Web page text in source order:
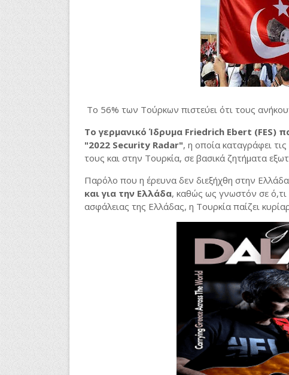
Το 56% των Τούρκων πιστεύει ότι τους
Το γερμανικό Ίδρυμα Friedrich Ebert (FES)
"2022 Security Radar", η οποία καταγράφει
τους και στην Τουρκία, σε βασικά ζητήματα
Παρόλο που η έρευνα δεν διεξήχθη στην
και για την Ελλάδα, καθώς ως γνωστόν σε ό,τι
ασφάλειας της Ελλάδας, η Τουρκία παίζει